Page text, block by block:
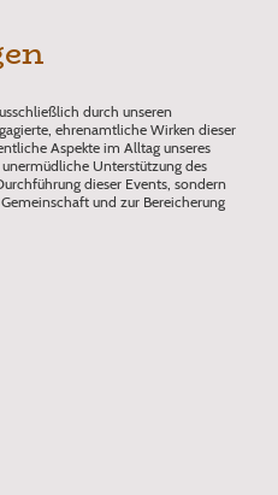
durch unseren
ehrenamtliche Wirken dieser
Aspekte im Alltag unseres
Unterstützung des
dieser Events, sondern
und zur Bereicherung